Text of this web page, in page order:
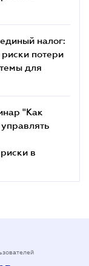
налог:
потери
для
"Как
в